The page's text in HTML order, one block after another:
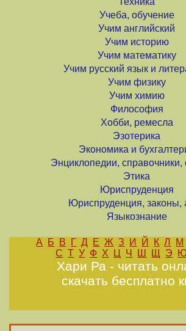
Учеба, обучение
Учим английский
Учим историю
Учим математику
Учим русский язык и
Учим физику
Учим химию
Философия
Хобби, ремесла
Эзотерика
Экономика и
Энциклопедии, справочники,
Этика
Юриспруденция
Юриспруденция, законы,
Языкознание
А Б В Г Д Е Ж З И Й К Л М
С Т У Ф Х Ц Ч Ш Щ Э
Хари Ра - читать
скачать бесплатно